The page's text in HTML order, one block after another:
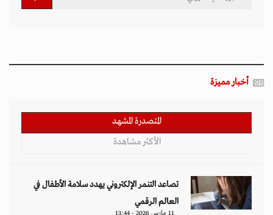
أخبار مميزة
المتصدرة المشهد
الأكثر مشاهدة
تصاعد التنمر الإلكتروني يهدد سلامة الأطفال في
العالم الرقمي